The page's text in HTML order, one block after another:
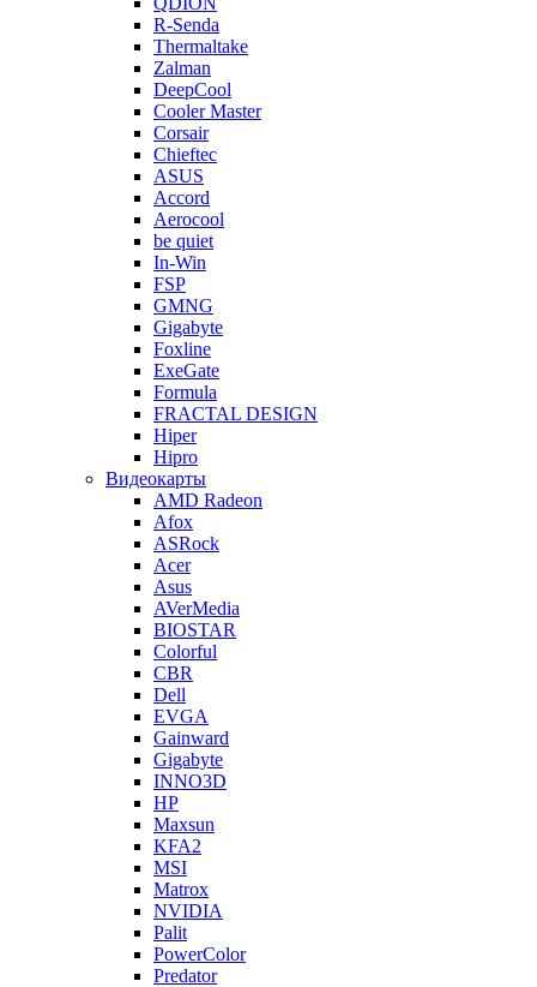
R-Senda
Thermaltake
Zalman
DeepCool
Cooler Master
Corsair
Chieftec
ASUS
Accord
Aerocool
be quiet
In-Win
FSP
GMNG
Gigabyte
Foxline
ExeGate
Formula
FRACTAL DESIGN
Hiper
Hipro
Видеокарты
AMD Radeon
Afox
ASRock
Acer
Asus
AVerMedia
BIOSTAR
Colorful
CBR
Dell
EVGA
Gainward
Gigabyte
INNO3D
HP
Maxsun
KFA2
MSI
Matrox
NVIDIA
Palit
PowerColor
Predator